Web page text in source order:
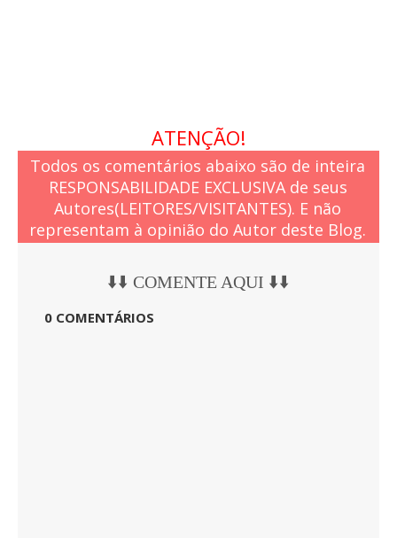
ATENÇÃO!
Todos os comentários abaixo são de inteira
RESPONSABILIDADE EXCLUSIVA de seus
Autores(LEITORES/VISITANTES). E não
representam à opinião do Autor deste Blog.
⬇️⬇️ COMENTE AQUI ⬇️⬇️
0 COMENTÁRIOS